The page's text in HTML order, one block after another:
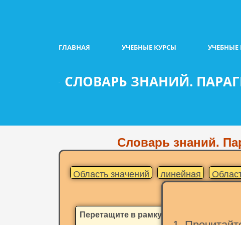
ГЛАВНАЯ УЧЕБНЫЕ КУРСЫ
СЛОВАРЬ ЗНАНИЙ.
Словарь знаний.
Область значений линейная
Перетащите в рамку термин